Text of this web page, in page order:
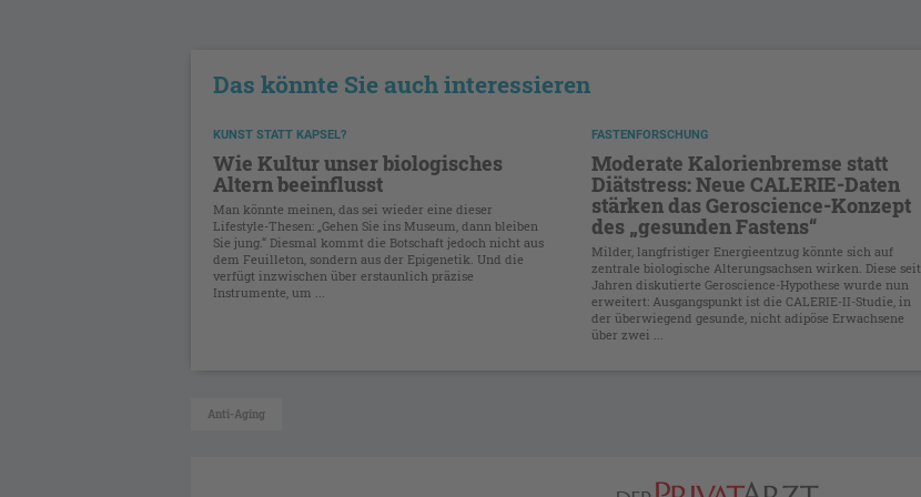
Das könnte Sie auch interessieren
KUNST STATT KAPSEL?
Wie Kultur unser biologisches
Altern beeinflusst
Man könnte meinen, das sei wieder eine dieser
Lifestyle-Thesen: „Gehen Sie ins Museum, dann bleiben
Sie jung.“ Diesmal kommt die Botschaft jedoch nicht aus
dem Feuilleton, sondern aus der Epigenetik. Und die
verfügt inzwischen über erstaunlich präzise
Instrumente, um ...
FASTENFORSCHUNG
Moderate Kalorienbremse statt
Diätstress: Neue CALERIE-Daten
stärken das Geroscience-Konzept
des „gesunden Fastens“
Milder, langfristiger Energieentzug könnte sich auf
zentrale biologische Alterungsachsen wirken. Diese seit
Jahren diskutierte Geroscience-Hypothese wurde nun
erweitert: Ausgangspunkt ist die CALERIE-II-Studie, in
der überwiegend gesunde, nicht adipöse Erwachsene
über zwei ...
Anti-Aging